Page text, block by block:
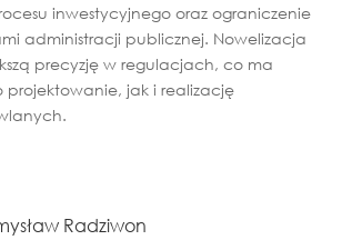
inwestycyjnego oraz ograniczenie
administracji publicznej. Nowelizacja
precyzję w regulacjach, co ma
projektowanie, jak i realizację
Radziwon